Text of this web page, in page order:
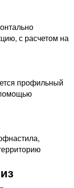
с расчетом на
профильный